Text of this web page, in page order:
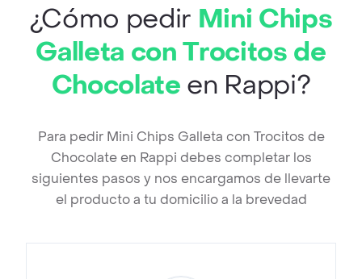
¿Cómo pedir Mini Chips
Galleta con Trocitos de
Chocolate en Rappi?
Para pedir Mini Chips Galleta con Trocitos de
Chocolate en Rappi debes completar los
siguientes pasos y nos encargamos de llevarte
el producto a tu domicilio a la brevedad